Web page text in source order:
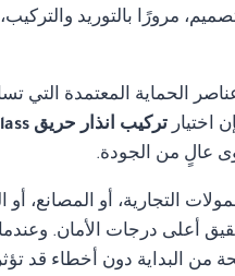
مرورًا بالتوريد
الحماية المعتمدة التي
اختيار تركيب انذار حريق FireClass في القاهرة
عالٍ من الجودة.
التجارية، أو المصانع،
أعلى درجات الأمان.
البداية دون أخطاء قد